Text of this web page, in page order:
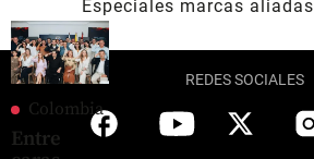
Colombia
Entre
Especiales marcas aliadas
REDES SOCIALES